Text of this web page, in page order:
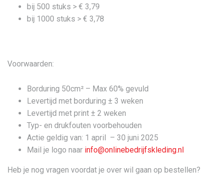
bij 500 stuks > € 3,79
bij 1000 stuks > € 3,78
Voorwaarden:
Borduring 50cm² – Max 60% gevuld
Levertijd met borduring ± 3 weken
Levertijd met print ± 2 weken
Typ- en drukfouten voorbehouden
Actie geldig van: 1 april – 30 juni 2025
Mail je logo naar info@onlinebedrijfskleding.nl
Heb je nog vragen voordat je over wil gaan op bestellen?